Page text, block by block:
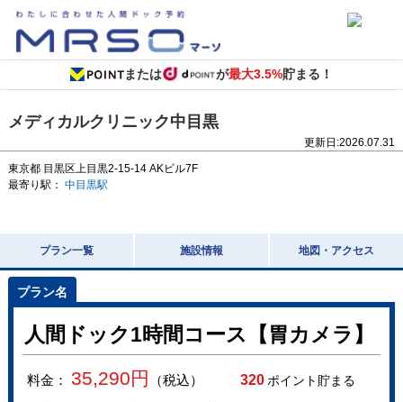
または が最大3.5%貯まる！
メディカルクリニック中目黒
更新日:2026.07.31
東京都 目黒区上目黒2-15-14 AKビル7F
最寄り駅： 中目黒駅
プラン一覧 施設情報 地図・アクセス
人間ドック1時間コース【胃カメラ】
料金： 35,290円 （税込） 320ポイント貯まる